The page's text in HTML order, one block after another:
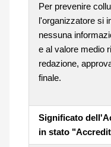
Per prevenire
l'organizzatore si
nessuna
e al valore medio
redazione,
finale.
Significato
in stato